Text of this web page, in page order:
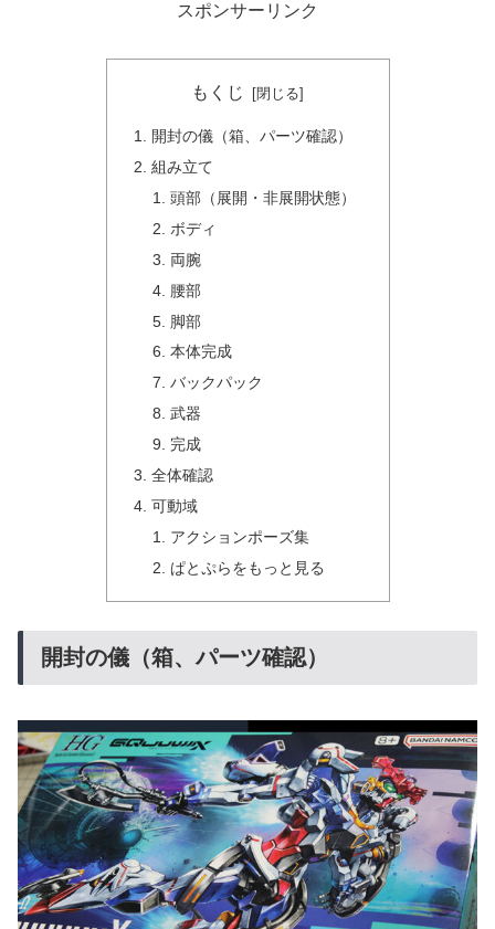
スポンサーリンク
もくじ
開封の儀（箱、パーツ確認）
組み立て
頭部（展開・非展開状態）
ボディ
両腕
腰部
脚部
本体完成
バックパック
武器
完成
全体確認
可動域
アクションポーズ集
ぱとぷらをもっと見る
開封の儀（箱、パーツ確認）